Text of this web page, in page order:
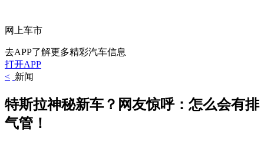
网上车市
去APP了解更多精彩汽车信息
打开APP
< 新闻
特斯拉神秘新车？网友惊呼：怎么会有排
气管！